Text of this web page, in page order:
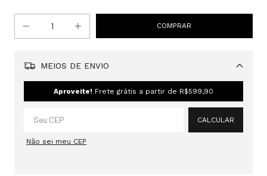
MEIOS DE ENVIO
Aproveite! Frete grátis a partir de R$599,90
CALCULAR
Não sei meu CEP